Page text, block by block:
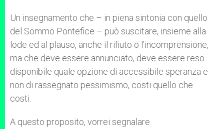
Un insegnamento che – in piena sintonia con quello
del Sommo Pontefice – può suscitare, insieme alla
lode ed al plauso, anche il rifiuto o l’incomprensione,
ma che deve essere annunciato, deve essere reso
disponibile quale opzione di accessibile speranza e
non di rassegnato pessimismo, costi quello che
costi.
A questo proposito, vorrei segnalare